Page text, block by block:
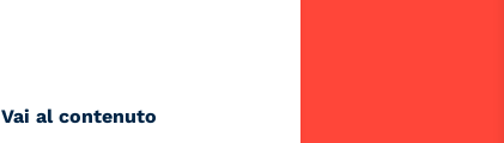
Vai al contenuto